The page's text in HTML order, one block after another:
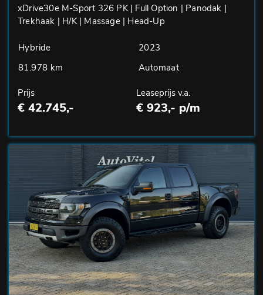
xDrive30e M-Sport 326 PK | Full Option | Panodak |
Trekhaak | H/K | Massage | Head-Up
Hybride
2023
81.978 km
Automaat
Prijs
€ 42.745,-
Leaseprijs v.a.
€ 923,- p/m